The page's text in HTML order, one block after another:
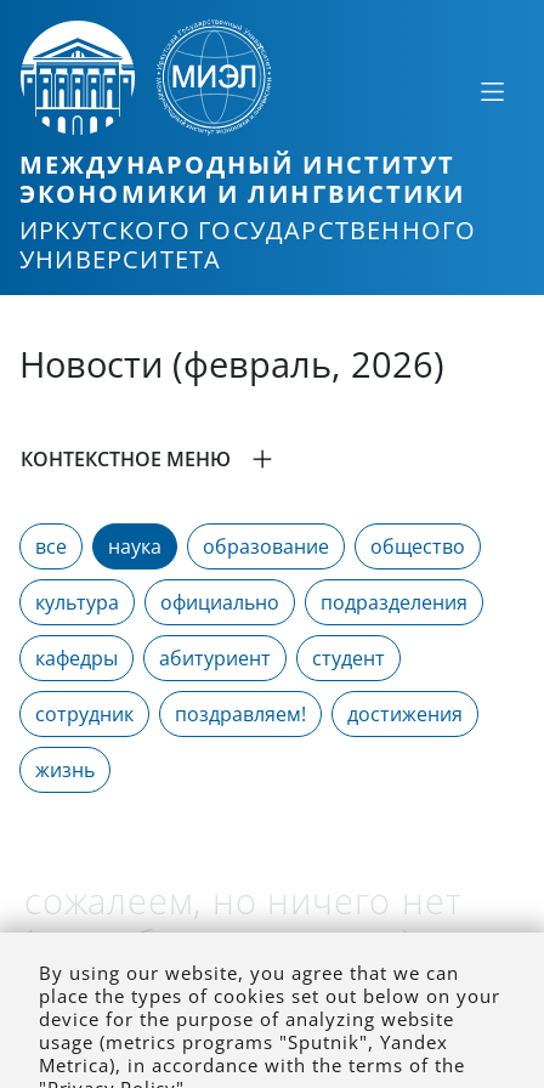
МЕЖДУНАРОДНЫЙ ИНСТИТУТ
ЭКОНОМИКИ И ЛИНГВИСТИКИ
ИРКУТСКОГО ГОСУДАРСТВЕННОГО
УНИВЕРСИТЕТА
Новости (февраль, 2026)
КОНТЕКСТНОЕ МЕНЮ
все наука образование общество
культура официально подразделения
кафедры абитуриент студент
сотрудник поздравляем! достижения
жизнь
сожалеем, но ничего нет
(на выбранное время)
By using our website, you agree that we can
place the types of cookies set out below on your
device for the purpose of analyzing website
usage (metrics programs "Sputnik", Yandex
Metrica), in accordance with the terms of the